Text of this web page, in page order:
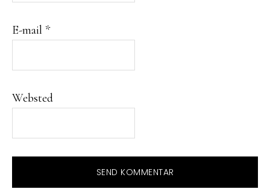
E-mail *
Websted